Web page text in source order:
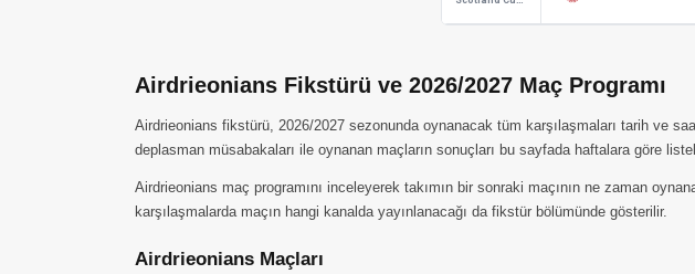
Airdrieonians Fikstürü ve 2026/2027 Maç Programı
Airdrieonians fikstürü, 2026/2027 sezonunda oynanacak tüm karşılaşmaları tarih ve
deplasman müsabakaları ile oynanan maçların sonuçları bu sayfada haftalara göre
Airdrieonians maç programını inceleyerek takımın bir sonraki maçının ne zaman
karşılaşmalarda maçın hangi kanalda yayınlanacağı da fikstür bölümünde gösterilir.
Airdrieonians Maçları